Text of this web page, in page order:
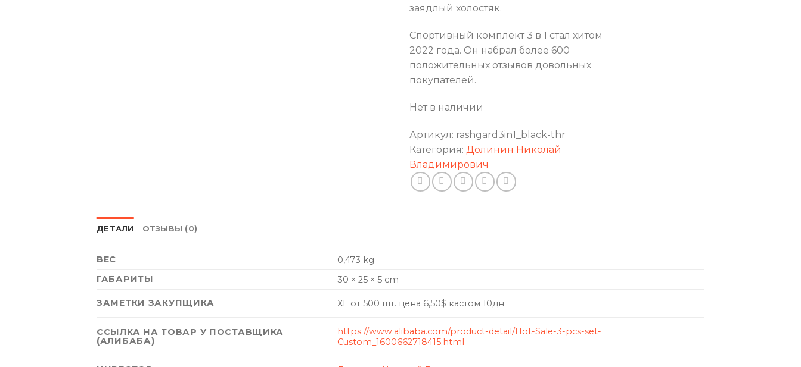
заядлый холостяк.
Спортивный комплект 3 в 1 стал хитом
2022 года. Он набрал более 600
положительных отзывов довольных
покупателей.
Нет в наличии
Артикул: rashgard3in1_black-thr
Категория: Долинин Николай
Владимирович
ДЕТАЛИ ОТЗЫВЫ (0)
ВЕС
0,473 kg
ГАБАРИТЫ
30 × 25 × 5 cm
ЗАМЕТКИ ЗАКУПЩИКА XL от 500 шт. цена 6,50$ кастом 10дн
ССЫЛКА НА ТОВАР У ПОСТАВЩИКА
(АЛИБАБА)
https://www.alibaba.com/product-detail/Hot-Sale-3-pcs-set-
Custom_1600662718415.html